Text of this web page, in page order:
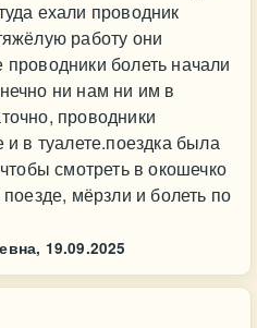
ехали проводник
работу они
болеть начали
ни нам ни им в
проводники
и в туалете.поездка была
смотреть в окошечко
мёрзли и болеть по
19.09.2025